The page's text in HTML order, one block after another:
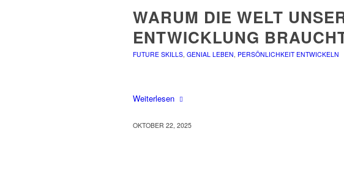
WARUM DIE WELT
ENTWICKLUNG
FUTURE SKILLS, GENIAL LEBEN, PERSÖNLICHKEIT ENTWICKELN
Weiterlesen
OKTOBER 22, 2025